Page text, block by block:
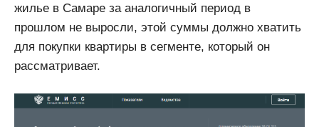
жилье в Самаре за аналогичный период в
прошлом не выросли, этой суммы должно хватить
для покупки квартиры в сегменте, который он
рассматривает.